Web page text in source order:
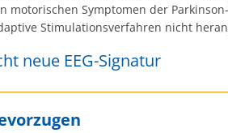
motorischen Symptomen der
Stimulationsverfahren nicht
neue EEG-Signatur